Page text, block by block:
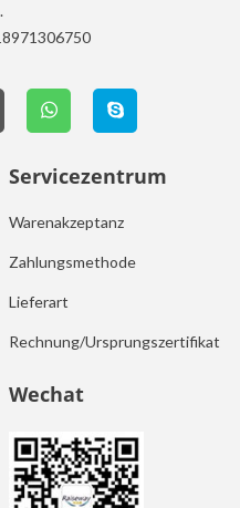
Servicezentrum
Warenakzeptanz
Zahlungsmethode
Lieferart
Rechnung/Ursprungszertifikat
Wechat